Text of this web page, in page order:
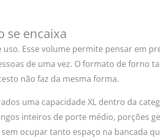
se encaixa
Esse volume permite pensar em
de uma vez. O formato de forno
não faz da mesma forma.
uma capacidade XL dentro da
inteiros de porte médio, porções
ocupar tanto espaço na bancada